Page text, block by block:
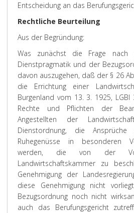
Entscheidung an das
Rechtliche Beurteilung
Aus der Begründung:
Was zunächst die Frage nach
Dienstpragmatik und der
davon auszugehen, daß der § 26
die Errichtung einer
Burgenland vom 13. 3. 1925,
Rechte und Pflichten der
Angestellten der
Dienstordnung, die
Ruhegenüsse in besonderen
werden, die von der
Landwirtschaftskammer zu
Genehmigung der
diese Genehmigung nicht
Bezugsordnung noch nicht
auch das Berufungsgericht